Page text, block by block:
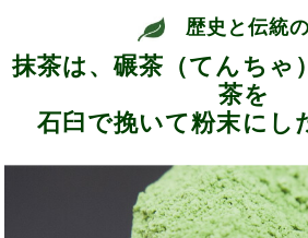
歴史と伝統
抹茶は、碾茶（てんちゃ
茶を
石臼で挽いて粉末にし